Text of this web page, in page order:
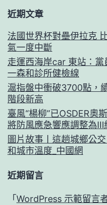
近期文章
法國世界杯對壘伊拉克
氣一度中斷
走運西海岸car 東站：
一森和診所健檢線
滬指盤中衝破3700點，
階段新高
臺風“楊柳”已OSDER奧
將防風應急響應調整為Ⅲ
圖片故事丨這趟城鄉公
和城市溫度_中國網
近期留言
「 WordPress 示範留言